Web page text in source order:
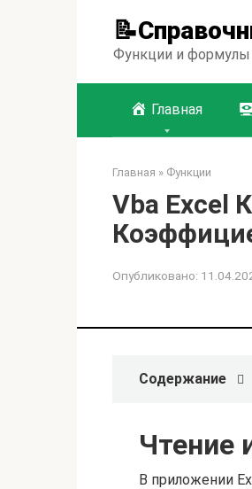
Функции и формулы
Главная
Главная » Функции
Vba Excel
Опубликовано:
Содержание
Чтение
В приложении